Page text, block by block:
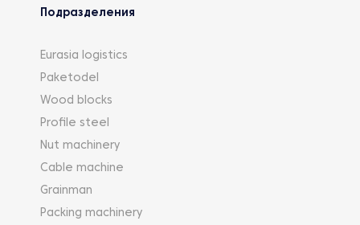
Подразделения
Eurasia logistics
Paketodel
Wood blocks
Profile steel
Nut machinery
Cable machine
Grainman
Packing machinery